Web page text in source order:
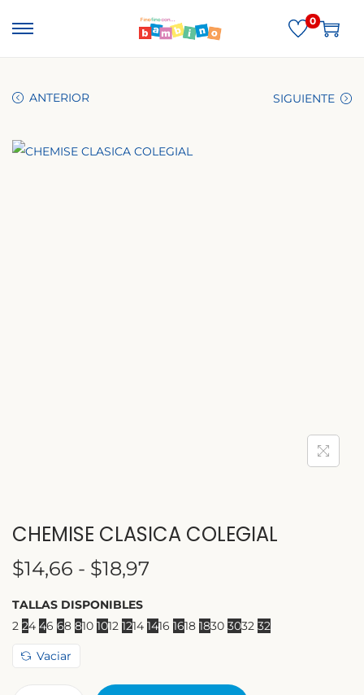
0
ANTERIOR SIGUIENTE
CHEMISE CLASICA COLEGIAL
$14,66 - $18,97
TALLAS DISPONIBLES
2 24 46 68 810 1012 1214 1416 1618 1830 3032 32
Vaciar